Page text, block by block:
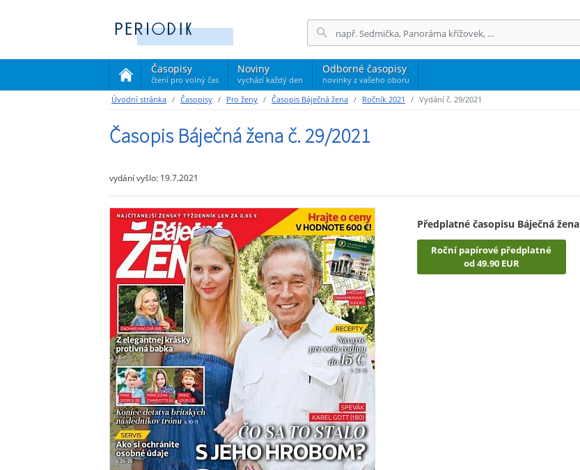
Časopisy
čtení pro volný čas
(current)
Noviny
vychází každý den
Odborné časopisy
novinky z vašeho oboru
Úvodní stránka Časopisy Pro ženy Časopis Báječná žena Ročník 2021 Vydání č. 29/2021
Časopis Báječná žena č. 29/2021
vydání vyšlo: 19.7.2021
Předplatné časopisu Báječná žena
Roční papírové předplatné
od 49.90 EUR